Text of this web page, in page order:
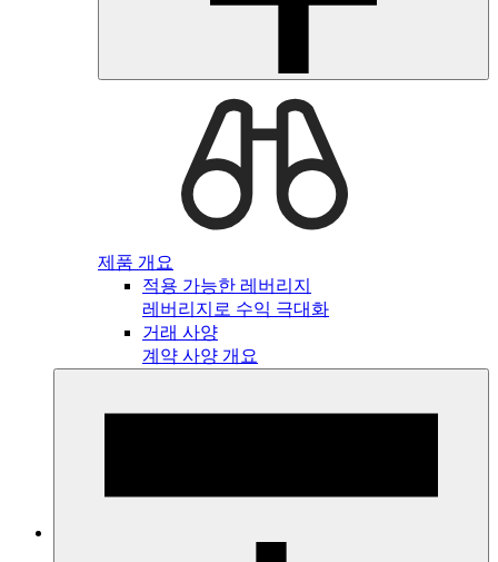
제품 개요
적용 가능한 레버리지
레버리지로 수익 극대화
거래 사양
계약 사양 개요